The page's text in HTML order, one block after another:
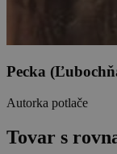
Pecka
Autorka potlače
Tovar s